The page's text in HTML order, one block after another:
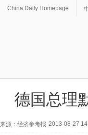
China Daily Homepage
德国总理
来源：经济参考报 2013-08-27